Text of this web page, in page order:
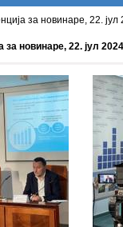
за новинаре, 22. јул
за новинаре, 22. јул